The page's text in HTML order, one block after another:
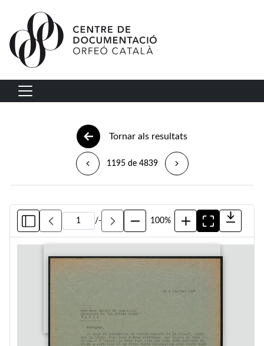
Vés al contingut
Navegació principal
Tornar als resultats
1195 de 4839
/- 100%